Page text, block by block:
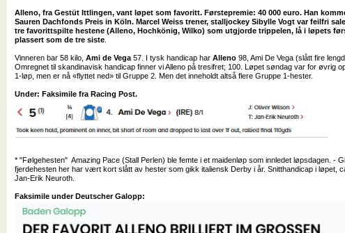
Alleno, fra Gestüt Ittlingen, vant løpet som favoritt. Førstepremie: 40 000 euro. Han
Sauren Dachfonds Preis in Köln. Marcel Weiss trener, stalljockey Sibylle Vogt var feilfri
tre favorittspilte hestene (Alleno, Hochkönig, Wilko) som utgjorde trippelen, lå i løpets
plassert som de tre siste
Vinneren bar 58 kilo,Ami de Vega57. I tysk handicap harAlleno98, Ami De Vega (slått fire
Omregnet til skandinavisk handicap finner vi Alleno på tresifret; 100. Løpet søndag var for øvrig
1-løp, men er nå «flyttet ned» til Gruppe 2. Men det inneholdt altså flere Gruppe 1-hester.
Under: Faksimile fra Racing Post.
* "Følgehesten" Amazing Pace (Stall Perlen) ble femte i et maidenløp som innledet løpsdagen. -
fjerdehesten her har vært kort slått av hester som gikk italiensk Derby i år. Snitthandicap i løpet,
Jan-Erik Neuroth.
Faksimile under Deutscher Galopp: